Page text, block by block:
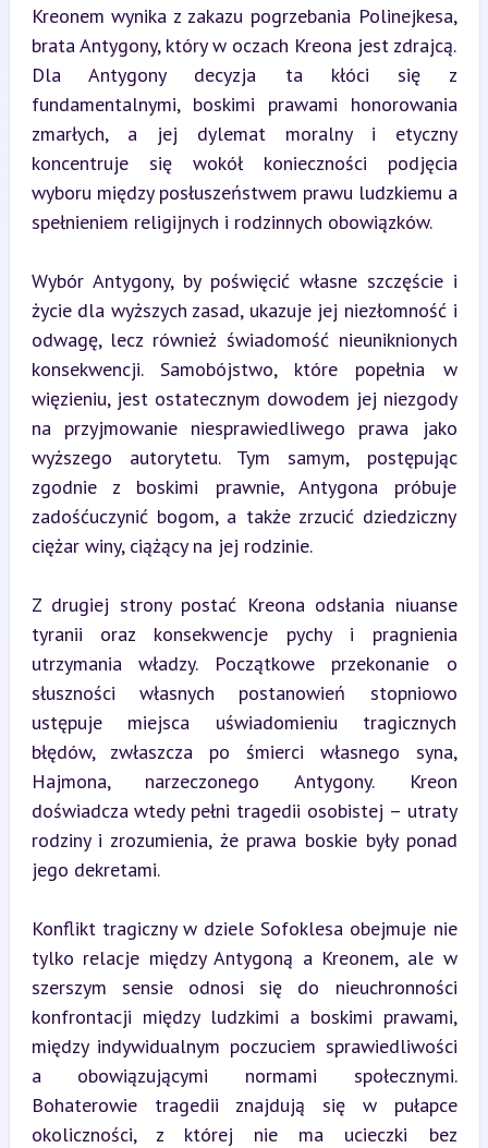
Kreonem wynika z zakazu pogrzebania Polinejkesa,
brata Antygony, który w oczach Kreona jest zdrajcą.
Dla Antygony decyzja ta kłóci się z
fundamentalnymi, boskimi prawami honorowania
zmarłych, a jej dylemat moralny i etyczny
koncentruje się wokół konieczności podjęcia
wyboru między posłuszeństwem prawu ludzkiemu a
spełnieniem religijnych i rodzinnych obowiązków.
Wybór Antygony, by poświęcić własne szczęście i
życie dla wyższych zasad, ukazuje jej niezłomność i
odwagę, lecz również świadomość nieuniknionych
konsekwencji. Samobójstwo, które popełnia w
więzieniu, jest ostatecznym dowodem jej niezgody
na przyjmowanie niesprawiedliwego prawa jako
wyższego autorytetu. Tym samym, postępując
zgodnie z boskimi prawnie, Antygona próbuje
zadośćuczynić bogom, a także zrzucić dziedziczny
ciężar winy, ciążący na jej rodzinie.
Z drugiej strony postać Kreona odsłania niuanse
tyranii oraz konsekwencje pychy i pragnienia
utrzymania władzy. Początkowe przekonanie o
słuszności własnych postanowień stopniowo
ustępuje miejsca uświadomieniu tragicznych
błędów, zwłaszcza po śmierci własnego syna,
Hajmona, narzeczonego Antygony. Kreon
doświadcza wtedy pełni tragedii osobistej – utraty
rodziny i zrozumienia, że prawa boskie były ponad
jego dekretami.
Konflikt tragiczny w dziele Sofoklesa obejmuje nie
tylko relacje między Antygoną a Kreonem, ale w
szerszym sensie odnosi się do nieuchronności
konfrontacji między ludzkimi a boskimi prawami,
między indywidualnym poczuciem sprawiedliwości
a obowiązującymi normami społecznymi.
Bohaterowie tragedii znajdują się w pułapce
okoliczności, z której nie ma ucieczki bez